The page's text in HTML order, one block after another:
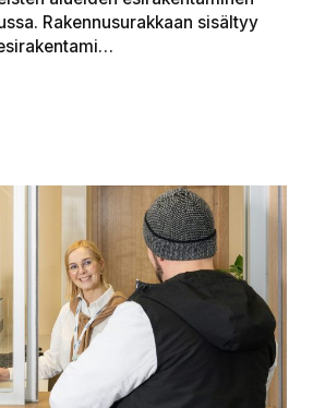
Rakennusurakkaan sisältyy